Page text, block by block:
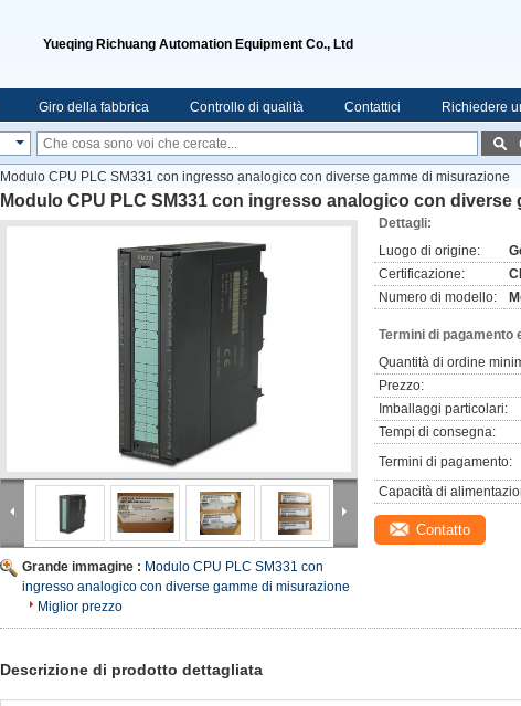
Yueqing Richuang Automation Equipment Co., Ltd
Giro della fabbrica Controllo di qualità Contattici Richiedere
Modulo CPU PLC SM331 con ingresso analogico con diverse gamme di misurazione
Modulo CPU PLC SM331 con ingresso analogico con diverse
Grande immagine : Modulo CPU PLC SM331 con
ingresso analogico con diverse gamme di misurazione
Miglior prezzo
Dettagli:
Luogo di origine:
Certificazione:
Numero di modello:
Termini di pagamento
Quantità di ordine
Prezzo:
Imballaggi particolari:
Tempi di consegna:
Termini di pagamento:
Capacità di
Contatto
Descrizione di prodotto dettagliata